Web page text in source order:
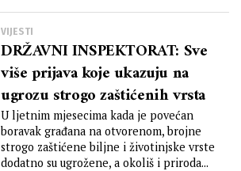
VIJESTI
DRŽAVNI INSPEKTORAT: Sve
više prijava koje ukazuju na
ugrozu strogo zaštićenih vrsta
U ljetnim mjesecima kada je povećan
boravak građana na otvorenom, brojne
strogo zaštićene biljne i životinjske vrste
dodatno su ugrožene, a okoliš i priroda...